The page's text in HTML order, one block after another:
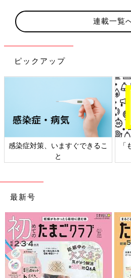
連載一覧
ピックアップ
感染症対策、いますぐできるこ
と
最新号